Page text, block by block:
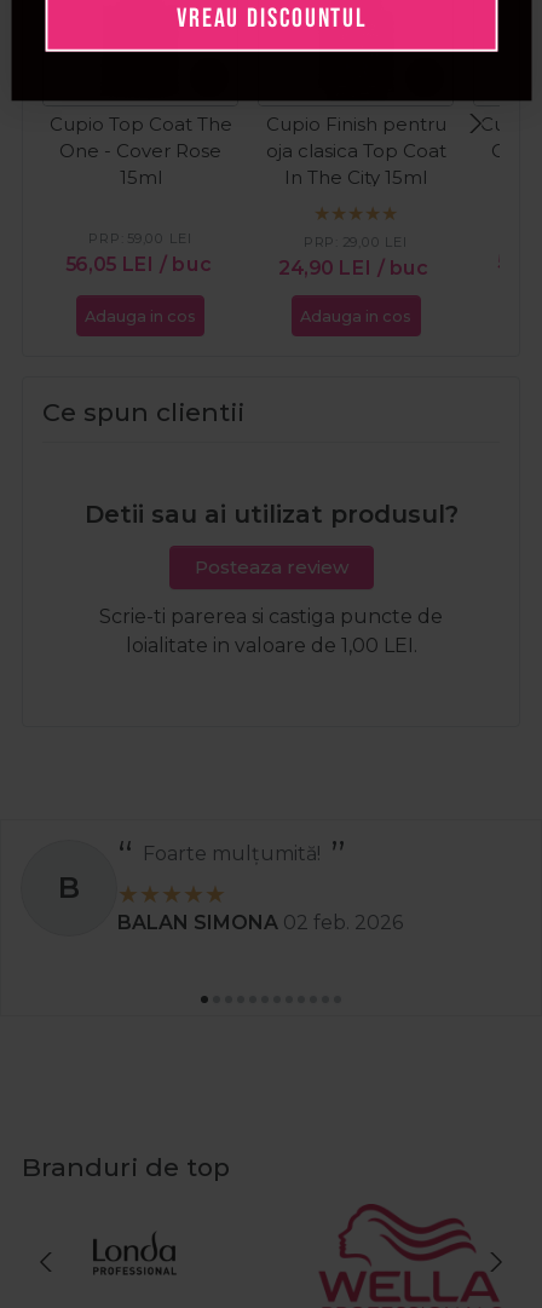
Cupio Top Coat The
One - Cover Rose
15ml
56,05 LEI / buc
PRP: 59,00 LEI
Adauga in cos
Cupio Finish pentru
oja clasica Top Coat
In The City 15ml
24,90 LEI / buc
PRP: 29,00 LEI
Adauga in cos
Cupio
One
Ce spun clientii
Detii sau ai utilizat produsul?
Posteaza review
Scrie-ti parerea si castiga puncte de
loialitate in valoare de 1,00 LEI.
B
Foarte mulțumită!
BALAN SIMONA 02 feb. 2026
Branduri de top
VREAU DISCOUNTUL